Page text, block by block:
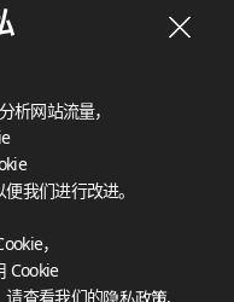
可能，可满足任何美学风
空间和环境的承诺，提
析网站流量，
我们进行改进。
，
Cookie
请查看我们的隐私政策.